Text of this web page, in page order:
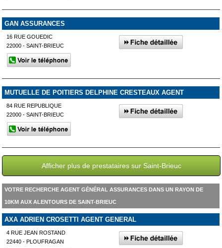
GAN ASSURANCES
16 RUE GOUEDIC
22000 - SAINT-BRIEUC
MUTUELLE DE POITIERS DELPHINE CRESTEAUX AGENT
84 RUE REPUBLIQUE
22000 - SAINT-BRIEUC
Afficher plus de prestataires sur Saint-Brieuc
VOTRE RECHERCHE AGENT GÉNÉRAL ASSURANCES DANS UN RAYON DE
10KM AUX ALENTOURS DE SAINT-BRIEUC
AXA ADRIEN CROSETTI AGENT GENERAL
4 RUE JEAN ROSTAND
22440 - PLOUFRAGAN